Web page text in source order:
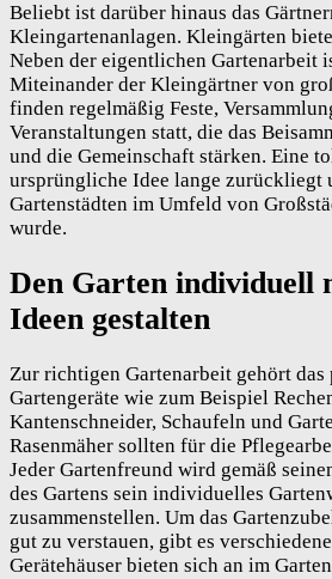
Beliebt ist darüber hinaus das
Kleingartenanlagen. Kleingärten
Neben der eigentlichen Gartenarbeit
Miteinander der Kleingärtner von
finden regelmäßig Feste,
Veranstaltungen statt, die das
und die Gemeinschaft stärken. Eine
ursprüngliche Idee lange zurückliegt
Gartenstädten im Umfeld von
wurde.
Den Garten individuell
Ideen gestalten
Zur richtigen Gartenarbeit gehört das
Gartengeräte wie zum Beispiel
Kantenschneider, Schaufeln und
Rasenmäher sollten für die
Jeder Gartenfreund wird gemäß
des Gartens sein individuelles
zusammenstellen. Um das
gut zu verstauen, gibt es
Gerätehäuser bieten sich an im